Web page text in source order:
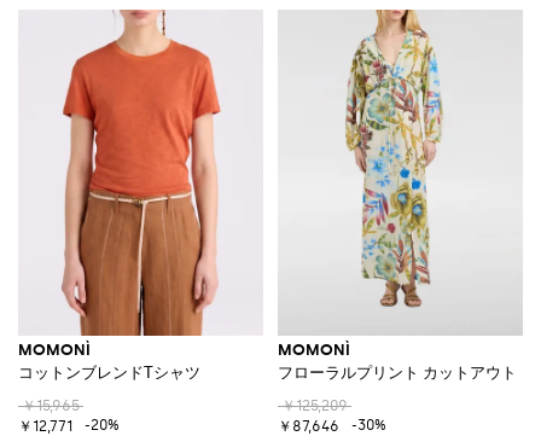
MOMONÌ
コットンブレンドTシャツ
￥15,965
￥12,771
-20%
MOMONÌ
フローラルプリント カットアウト
￥125,209
￥87,646
-30%